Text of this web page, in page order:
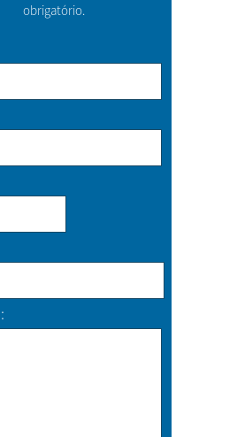
obrigatório.